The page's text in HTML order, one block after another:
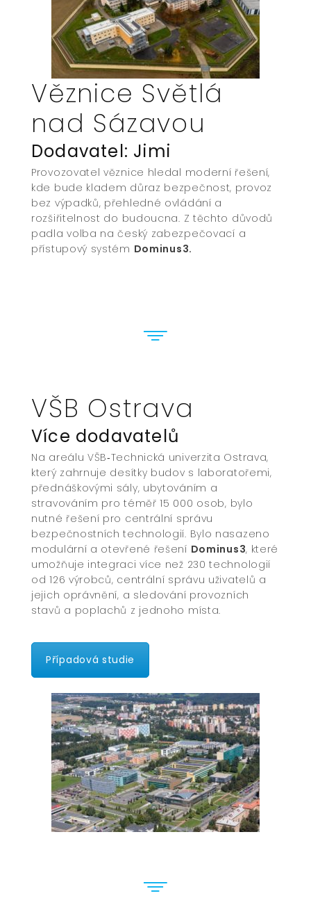
Věznice Světlá
nad Sázavou
Dodavatel: Jimi
Provozovatel věznice hledal moderní řešení,
kde bude kladem důraz bezpečnost, provoz
bez výpadků, přehledné ovládání a
rozšiřitelnost do budoucna. Z těchto důvodů
padla volba na český zabezpečovací a
přístupový systém Dominus3.
VŠB Ostrava
Více dodavatelů
Na areálu VŠB‑Technická univerzita Ostrava,
který zahrnuje desítky budov s laboratořemi,
přednáškovými sály, ubytováním a
stravováním pro téměř 15 000 osob, bylo
nutné řešení pro centrální správu
bezpečnostních technologií. Bylo nasazeno
modulární a otevřené řešení Dominus3, které
umožňuje integraci více než 230 technologií
od 126 výrobců, centrální správu uživatelů a
jejich oprávnění, a sledování provozních
stavů a poplachů z jednoho místa.
Případová studie